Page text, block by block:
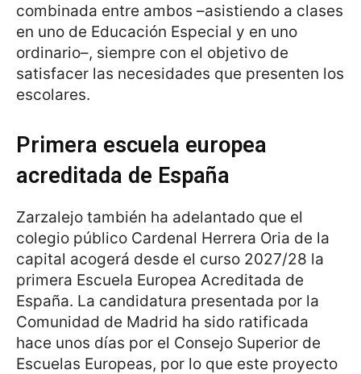
combinada entre ambos –asistiendo a clases
en uno de Educación Especial y en uno
ordinario–, siempre con el objetivo de
satisfacer las necesidades que presenten los
escolares.
Primera escuela europea
acreditada de España
Zarzalejo también ha adelantado que el
colegio público Cardenal Herrera Oria de la
capital acogerá desde el curso 2027/28 la
primera Escuela Europea Acreditada de
España. La candidatura presentada por la
Comunidad de Madrid ha sido ratificada
hace unos días por el Consejo Superior de
Escuelas Europeas, por lo que este proyecto